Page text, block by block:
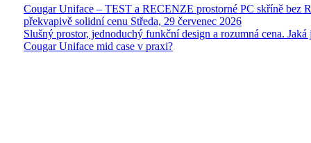
Cougar Uniface – TEST a RECENZE prostorné PC skříně bez
překvapivě solidní cenu Středa, 29 červenec 2026
Slušný prostor, jednoduchý funkční design a rozumná cena. Jaká
Cougar Uniface mid case v praxi?